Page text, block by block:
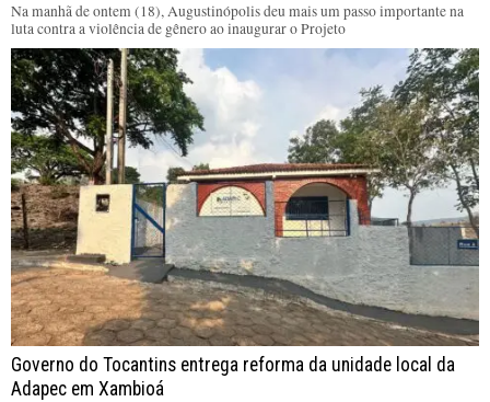
Na manhã de ontem (18), Augustinópolis deu mais um passo importante na
luta contra a violência de gênero ao inaugurar o Projeto
Governo do Tocantins entrega reforma da unidade local da
Adapec em Xambioá